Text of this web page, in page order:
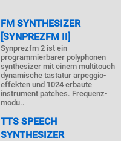
FM SYNTHESIZER
[SYNPREZFM II]
Synprezfm 2 ist ein
programmierbarer polyphonen
synthesizer mit einem multitouch
dynamische tastatur arpeggio-
effekten und 1024 erbaute
instrument patches. Frequenz-
modu..
TTS SPEECH
SYNTHESIZER